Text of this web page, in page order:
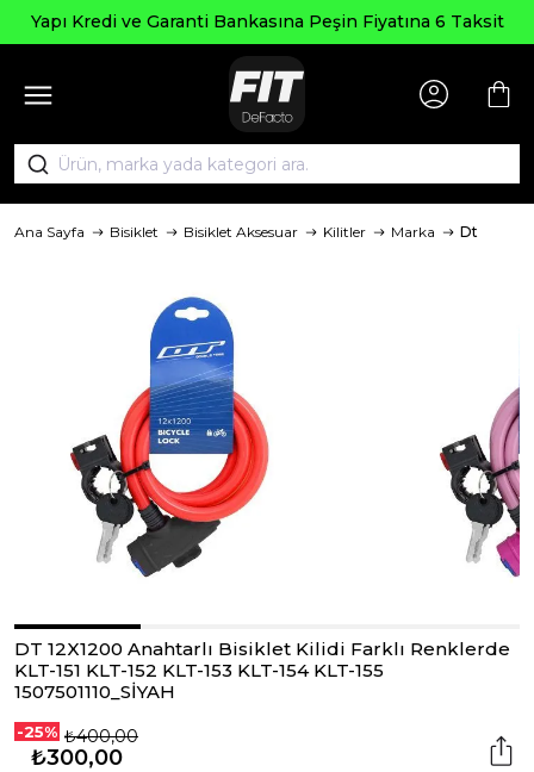
Yapı Kredi ve Garanti Bankasına Peşin Fiyatına 6 Taksit
Ana Sayfa Bisiklet Bisiklet Aksesuar Kilitler Marka Dt
DT 12X1200 Anahtarlı Bisiklet Kilidi Farklı Renklerde
KLT-151 KLT-152 KLT-153 KLT-154 KLT-155
1507501110_SİYAH
-25% ₺400,00
₺300,00